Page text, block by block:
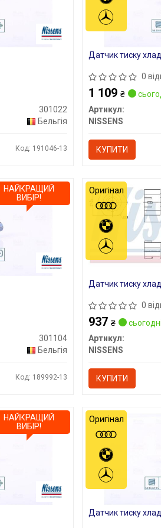
301022
Бельгія
Код: 191046-13
Датчик тиску
0
1 109₴
Артикул:
NISSENS
КУПИТИ
301104
Бельгія
Код: 189992-13
НАЙКРАЩИЙ
ВИБІР!
Датчик тиску
0
937₴
сьогодні
Артикул:
NISSENS
КУПИТИ
Оригінал
НАЙКРАЩИЙ
ВИБІР!
Датчик тиску
Оригінал